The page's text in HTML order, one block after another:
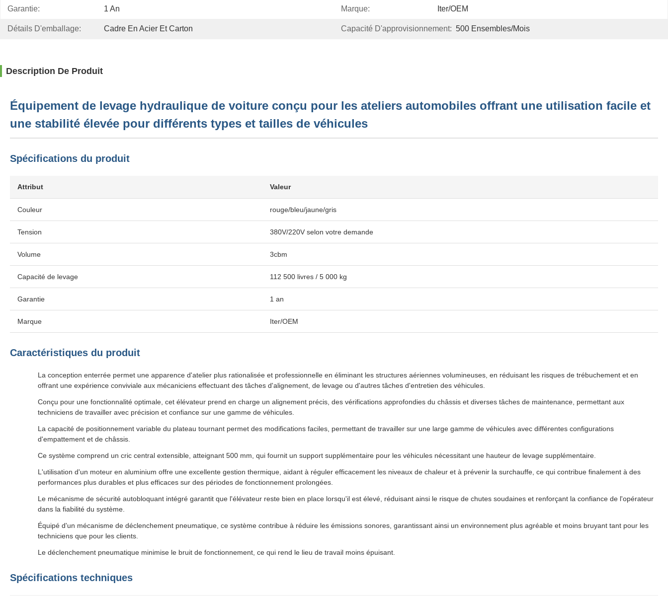
Garantie: 1 An Marque: Iter/OEM
Détails D'emballage: Cadre En Acier Et Carton Capacité D'approvisionnement: 500 Ensembles/mois
Description De Produit
Équipement de levage hydraulique de voiture conçu pour les ateliers automobiles offrant une utilisation facile et
une stabilité élevée pour différents types et tailles de véhicules
Spécifications du produit
Attribut Valeur
Couleur rouge/bleu/jaune/gris
Tension 380V/220V selon votre demande
Volume 3cbm
Capacité de levage 112 500 livres / 5 000 kg
Garantie 1 an
Marque Iter/OEM
Caractéristiques du produit
La conception enterrée permet une apparence d'atelier plus rationalisée et professionnelle en éliminant les structures aériennes volumineuses, en réduisant les risques de trébuchement et en
offrant une expérience conviviale aux mécaniciens effectuant des tâches d'alignement, de levage ou d'autres tâches d'entretien des véhicules.
Conçu pour une fonctionnalité optimale, cet élévateur prend en charge un alignement précis, des vérifications approfondies du châssis et diverses tâches de maintenance, permettant aux
techniciens de travailler avec précision et confiance sur une gamme de véhicules.
La capacité de positionnement variable du plateau tournant permet des modifications faciles, permettant de travailler sur une large gamme de véhicules avec différentes configurations
d'empattement et de châssis.
Ce système comprend un cric central extensible, atteignant 500 mm, qui fournit un support supplémentaire pour les véhicules nécessitant une hauteur de levage supplémentaire.
L'utilisation d'un moteur en aluminium offre une excellente gestion thermique, aidant à réguler efficacement les niveaux de chaleur et à prévenir la surchauffe, ce qui contribue finalement à des
performances plus durables et plus efficaces sur des périodes de fonctionnement prolongées.
Le mécanisme de sécurité autobloquant intégré garantit que l'élévateur reste bien en place lorsqu'il est élevé, réduisant ainsi le risque de chutes soudaines et renforçant la confiance de l'opérateur
dans la fiabilité du système.
Équipé d'un mécanisme de déclenchement pneumatique, ce système contribue à réduire les émissions sonores, garantissant ainsi un environnement plus agréable et moins bruyant tant pour les
techniciens que pour les clients.
Le déclenchement pneumatique minimise le bruit de fonctionnement, ce qui rend le lieu de travail moins épuisant.
Spécifications techniques